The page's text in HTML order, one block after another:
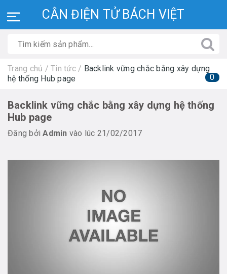
CÂN ĐIỆN TỬ BÁCH VIỆT
0
Trang chủ / Tin tức / Backlink vững chắc bằng xây dựng
hệ thống Hub page
Backlink vững chắc bằng xây dựng hệ thống
Hub page
Đăng bởiAdmin vào lúc 21/02/2017